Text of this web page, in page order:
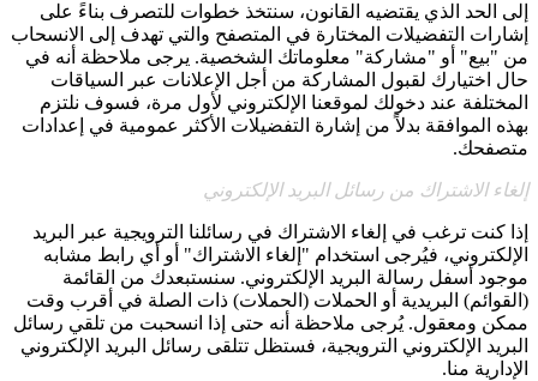
إلى الحد الذي يقتضيه القانون، سنتخذ خطوات للتصرف بناءً على
إشارات التفضيلات المختارة في المتصفح والتي تهدف إلى الانسحاب
من "بيع" أو "مشاركة" معلوماتك الشخصية. يرجى ملاحظة أنه في
حال اختيارك لقبول المشاركة من أجل الإعلانات عبر السياقات
المختلفة عند دخولك لموقعنا الإلكتروني لأول مرة، فسوف نلتزم
بهذه الموافقة بدلاً من إشارة التفضيلات الأكثر عمومية في إعدادات
متصفحك.
إلغاء الاشتراك من رسائل البريد الإلكتروني
إذا كنت ترغب في إلغاء الاشتراك في رسائلنا الترويجية عبر البريد
الإلكتروني، فيُرجى استخدام "إلغاء الاشتراك" أو أي رابط مشابه
موجود أسفل رسالة البريد الإلكتروني. سنستبعدك من القائمة
(القوائم) البريدية أو الحملات (الحملات) ذات الصلة في أقرب وقت
ممكن ومعقول. يُرجى ملاحظة أنه حتى إذا انسحبت من تلقي رسائل
البريد الإلكتروني الترويجية، فستظل تتلقى رسائل البريد الإلكتروني
الإدارية منا.